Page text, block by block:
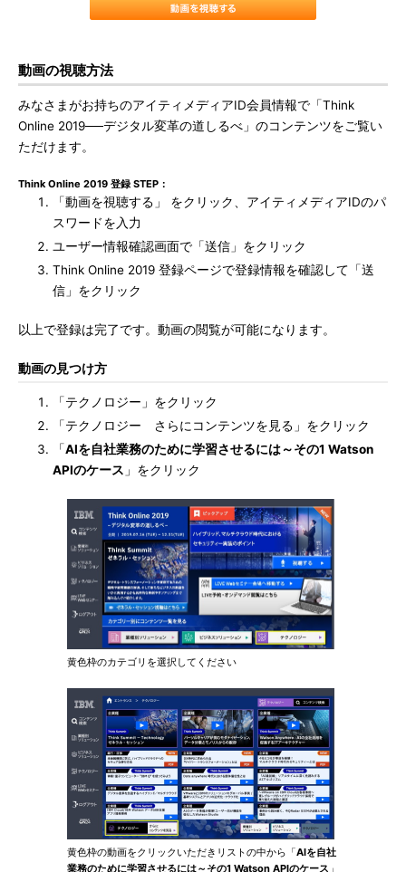
動画の視聴方法
みなさまがお持ちのアイティメディアID会員情報で「Think
Online 2019──デジタル変革の道しるべ」のコンテンツをご覧い
ただけます。
Think Online 2019 登録 STEP：
「動画を視聴する」 をクリック、アイティメディアIDのパ
スワードを入力
ユーザー情報確認画面で「送信」をクリック
Think Online 2019 登録ページで登録情報を確認して「送
信」をクリック
以上で登録は完了です。動画の閲覧が可能になります。
動画の見つけ方
「テクノロジー」をクリック
「テクノロジー さらにコンテンツを見る」をクリック
「AIを自社業務のために学習させるには～その1 Watson
APIのケース 」をクリック
黄色枠のカテゴリを選択してください
黄色枠の動画をクリックいただきリストの中から「AIを自社
業務のために学習させるには～その1 Watson APIのケース 」